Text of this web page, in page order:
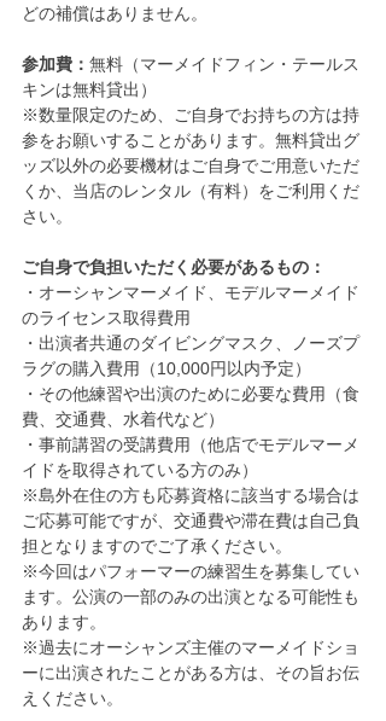
どの補償はありません。
参加費： 無料（マーメイドフィン・テールス
キンは無料貸出）
※数量限定のため、ご自身でお持ちの方は持
参をお願いすることがあります。無料貸出グ
ッズ以外の必要機材はご自身でご用意いただ
くか、当店のレンタル（有料）をご利用くだ
さい。
ご自身で負担いただく必要があるもの：
・オーシャンマーメイド、モデルマーメイド
のライセンス取得費用
・出演者共通のダイビングマスク、ノーズプ
ラグの購入費用（10,000円以内予定）
・その他練習や出演のために必要な費用（食
費、交通費、水着代など）
・事前講習の受講費用（他店でモデルマーメ
イドを取得されている方のみ）
※島外在住の方も応募資格に該当する場合は
ご応募可能ですが、交通費や滞在費は自己負
担となりますのでご了承ください。
※今回はパフォーマーの練習生を募集してい
ます。公演の一部のみの出演となる可能性も
あります。
※過去にオーシャンズ主催のマーメイドショ
ーに出演されたことがある方は、その旨お伝
えください。